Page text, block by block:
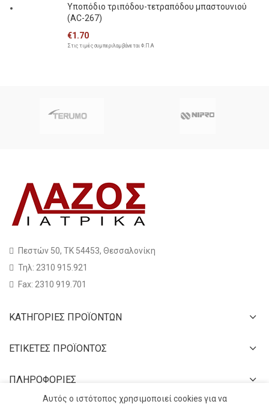
Υποπόδιο τριπόδου-τετραπόδου μπαστουνιού
(AC-267)
€1.70
Στις τιμές συμπεριλαμβάνεται Φ.Π.Α
Πεστών 50, ΤΚ 54453, Θεσσαλονίκη
Τηλ: 2310 915.921
Fax: 2310 919.701
ΚΑΤΗΓΟΡΙΕΣ ΠΡΟΪΟΝΤΩΝ
ΕΤΙΚΕΤΕΣ ΠΡΟΪΟΝΤΟΣ
ΠΛΗΡΟΦΟΡΙΕΣ
Αυτός ο ιστότοπος χρησιμοποιεί cookies για να